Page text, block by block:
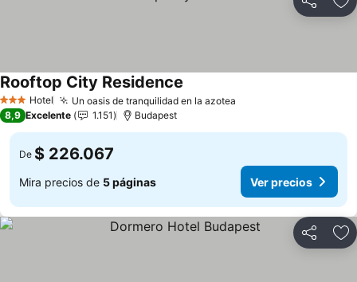
Compartir
3 Estrellas
Hotel Un oasis de tranquilidad en la azotea
Rooftop City Residence
8,9 Excelente 1.151 Budapest
De $ 226.067
Mira precios de 5 páginas Ver precios
Compartir